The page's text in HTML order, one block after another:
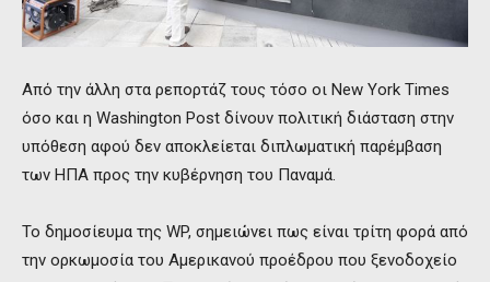
Από την άλλη στα ρεπορτάζ τους τόσο οι New York Times
όσο και η Washington Post δίνουν πολιτική διάσταση στην
υπόθεση αφού δεν αποκλείεται διπλωματική παρέμβαση
των ΗΠΑ προς την κυβέρνηση του Παναμά.
Το δημοσίευμα της WP, σημειώνει πως είναι τρίτη φορά από
την ορκωμοσία του Αμερικανού προέδρου που ξενοδοχείο